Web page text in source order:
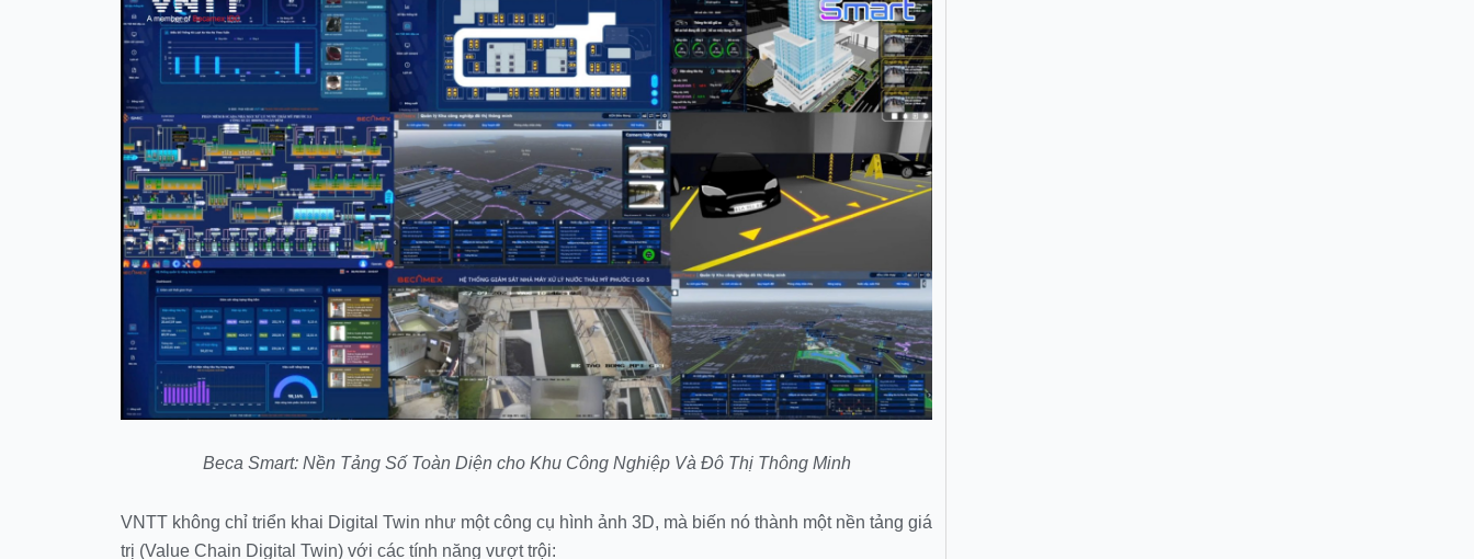
Beca Smart: Nền Tảng Số Toàn Diện cho Khu Công Nghiệp Và Đô Thị Thông Minh
VNTT không chỉ triển khai Digital Twin như một công cụ hình ảnh 3D, mà biến nó thành một nền tảng giá
trị (Value Chain Digital Twin) với các tính năng vượt trội: